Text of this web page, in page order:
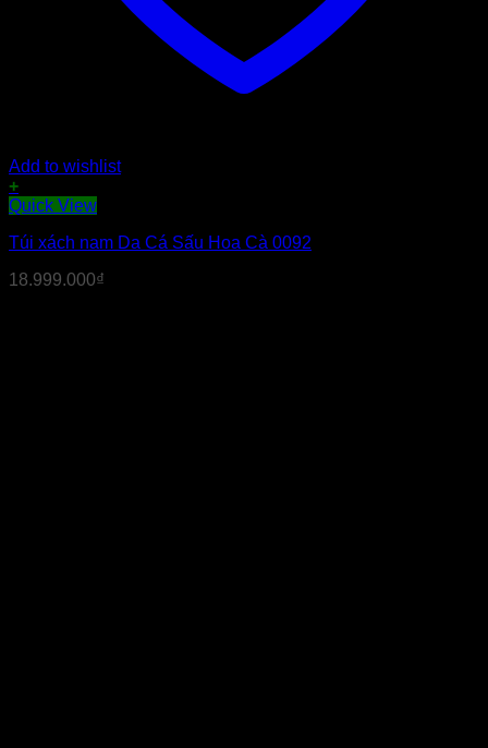
Add to wishlist
+
Quick View
Túi xách nam Da Cá Sấu Hoa Cà 0092
18.999.000₫